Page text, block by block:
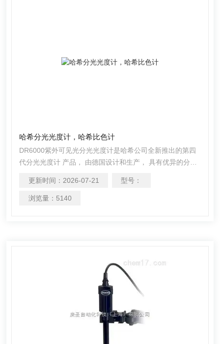
哈希分光光度计，哈希比色计
DR6000紫外可见光分光光度计是哈希公司全新推出的第四
代分光光度计 产品， 由德国设计和生产， 具有优异的分析
分光光度计 直读式－直接读取浓度值 直观的中文菜单导航
系统以及7英寸的彩色触摸屏 可选配应用包， 包括对饮用
更新时间： 2026-07-21 型号：
浏览量： 5140